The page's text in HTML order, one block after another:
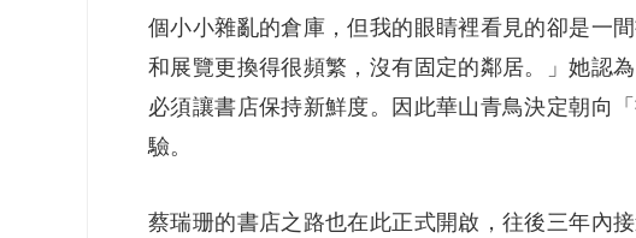
個小小雜亂的倉庫，但我的眼睛裡看見的卻是一
和展覽更換得很頻繁，沒有固定的鄰居。」她認
必須讓書店保持新鮮度。因此華山青鳥決定朝向
驗。
蔡瑞珊的書店之路也在此正式開啟，往後三年內